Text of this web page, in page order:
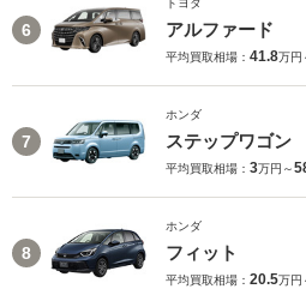
6
トヨタ
アルファード
平均買取相場： 41.8万円
7
ホンダ
ステップワゴン
平均買取相場： 3万円～
8
ホンダ
フィット
平均買取相場： 20.5万円